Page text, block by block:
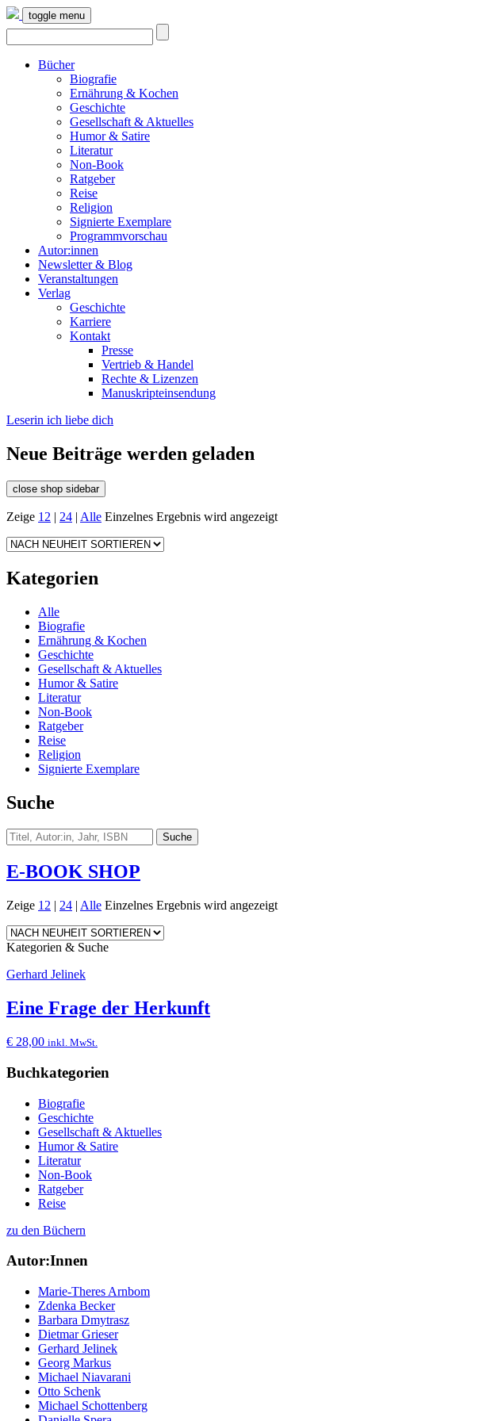
toggle menu
Bücher
Biografie
Ernährung & Kochen
Geschichte
Gesellschaft & Aktuelles
Humor & Satire
Literatur
Non-Book
Ratgeber
Reise
Religion
Signierte Exemplare
Programmvorschau
Autor:innen
Newsletter & Blog
Veranstaltungen
Verlag
Geschichte
Karriere
Kontakt
Presse
Vertrieb & Handel
Rechte & Lizenzen
Manuskripteinsendung
Leserin ich liebe dich
Neue Beiträge werden geladen
close shop sidebar
Zeige 12 | 24 | Alle Einzelnes Ergebnis wird angezeigt
Kategorien
Alle
Biografie
Ernährung & Kochen
Geschichte
Gesellschaft & Aktuelles
Humor & Satire
Literatur
Non-Book
Ratgeber
Reise
Religion
Signierte Exemplare
Suche
E-BOOK SHOP
Zeige 12 | 24 | Alle Einzelnes Ergebnis wird angezeigt
Kategorien & Suche
Gerhard Jelinek
Eine Frage der Herkunft
€ 28,00 inkl. MwSt.
Buchkategorien
Biografie
Geschichte
Gesellschaft & Aktuelles
Humor & Satire
Literatur
Non-Book
Ratgeber
Reise
zu den Büchern
Autor:Innen
Marie-Theres Arnbom
Zdenka Becker
Barbara Dmytrasz
Dietmar Grieser
Gerhard Jelinek
Georg Markus
Michael Niavarani
Otto Schenk
Michael Schottenberg